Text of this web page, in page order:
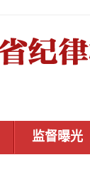
监督曝光